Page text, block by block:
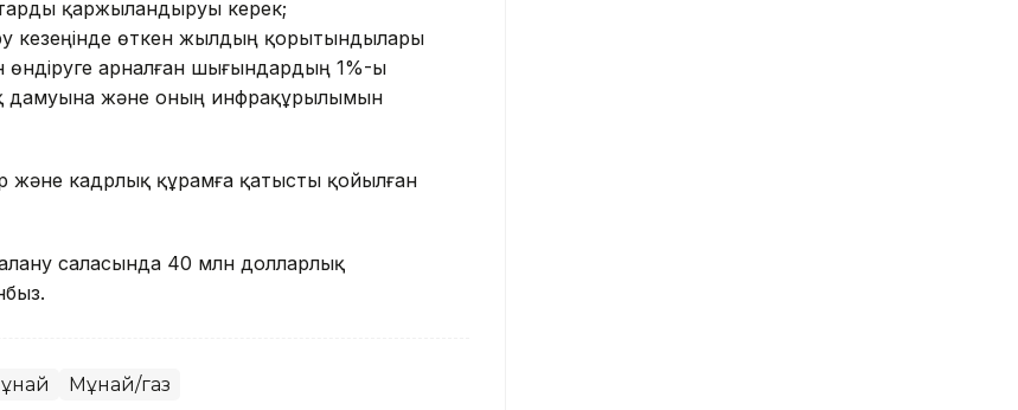
қаржыландыруы керек;
кезеңінде өткен жылдың қорытындылары
арналған шығындардың 1%-ы
дамуына және оның инфрақұрылымын
және кадрлық құрамға қатысты қойылған
саласында 40 млн долларлық
Мұнай/газ